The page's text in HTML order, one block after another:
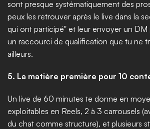
sont presque systématiquement des
peux les retrouver après le live dans la
qui ont participé" et leur envoyer un DM
un raccourci de qualification que tu ne
ailleurs.
5. La matière première pour 10
Un live de 60 minutes te donne en
exploitables en Reels, 2 à 3 carrousels
du chat comme structure), et plusieurs